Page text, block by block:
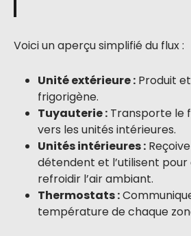
Voici un aperçu simplifié du flux :
Unité extérieure : Produit
frigorigène.
Tuyauterie : Transporte le
vers les unités intérieures.
Unités intérieures :
détendent et l’utilisent
refroidir l’air ambiant.
Thermostats :
température de chaque